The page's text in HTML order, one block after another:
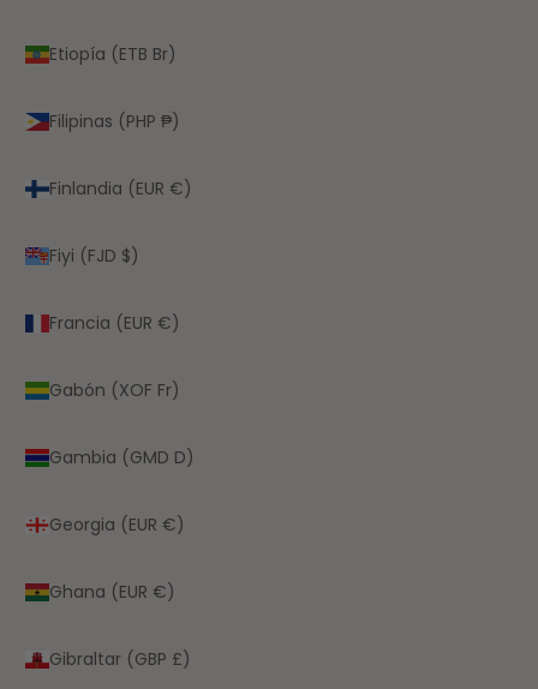
Etiopía (ETB Br)
Filipinas (PHP ₱)
Finlandia (EUR €)
Fiyi (FJD $)
Francia (EUR €)
Gabón (XOF Fr)
Gambia (GMD D)
Georgia (EUR €)
Ghana (EUR €)
Gibraltar (GBP £)